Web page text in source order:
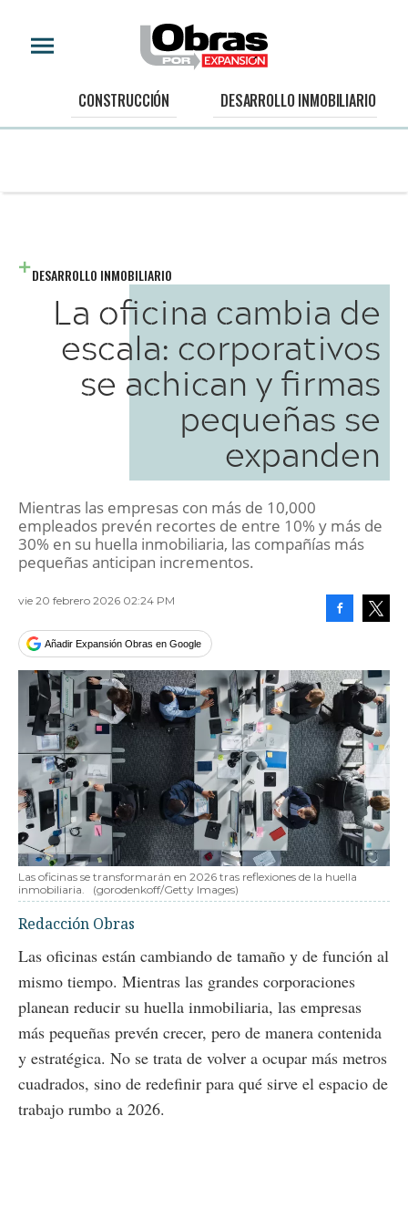
CONSTRUCCIÓN DESARROLLO INMOBILIARIO
DESARROLLO INMOBILIARIO
La oficina cambia de
escala: corporativos
se achican y firmas
pequeñas se
expanden
Mientras las empresas con más de 10,000
empleados prevén recortes de entre 10% y más de
30% en su huella inmobiliaria, las compañías más
pequeñas anticipan incrementos.
vie 20 febrero 2026 02:24 PM
Añadir Expansión Obras en Google
Las oficinas se transformarán en 2026 tras reflexiones de la huella
inmobiliaria.
(gorodenkoff/Getty Images)
Redacción Obras
Las oficinas están cambiando de tamaño y de función al
mismo tiempo. Mientras las grandes corporaciones
planean reducir su huella inmobiliaria, las empresas
más pequeñas prevén crecer, pero de manera contenida
y estratégica. No se trata de volver a ocupar más metros
cuadrados, sino de redefinir para qué sirve el espacio de
trabajo rumbo a 2026.